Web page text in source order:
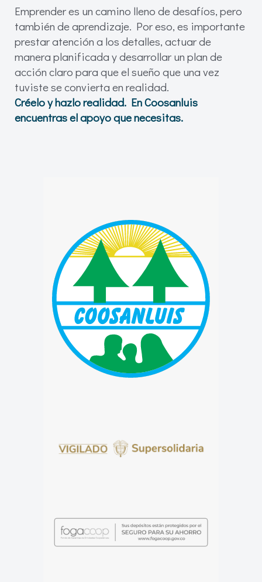
Emprender es un camino lleno de desafíos, pero
también de aprendizaje. Por eso, es importante
prestar atención a los detalles, actuar de
manera planificada y desarrollar un plan de
acción claro para que el sueño que una vez
tuviste se convierta en realidad.
Créelo y hazlo realidad. En Coosanluis
encuentras el apoyo que necesitas.